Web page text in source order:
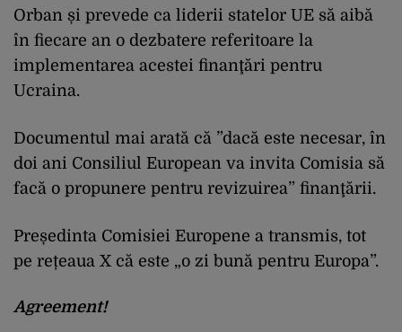
Orban și prevede ca liderii statelor UE să aibă
în fiecare an o dezbatere referitoare la
implementarea acestei finanţări pentru
Ucraina.
Documentul mai arată că ”dacă este necesar, în
doi ani Consiliul European va invita Comisia să
facă o propunere pentru revizuirea” finanţării.
Președinta Comisiei Europene a transmis, tot
pe rețeaua X că este „o zi bună pentru Europa”.
Agreement!